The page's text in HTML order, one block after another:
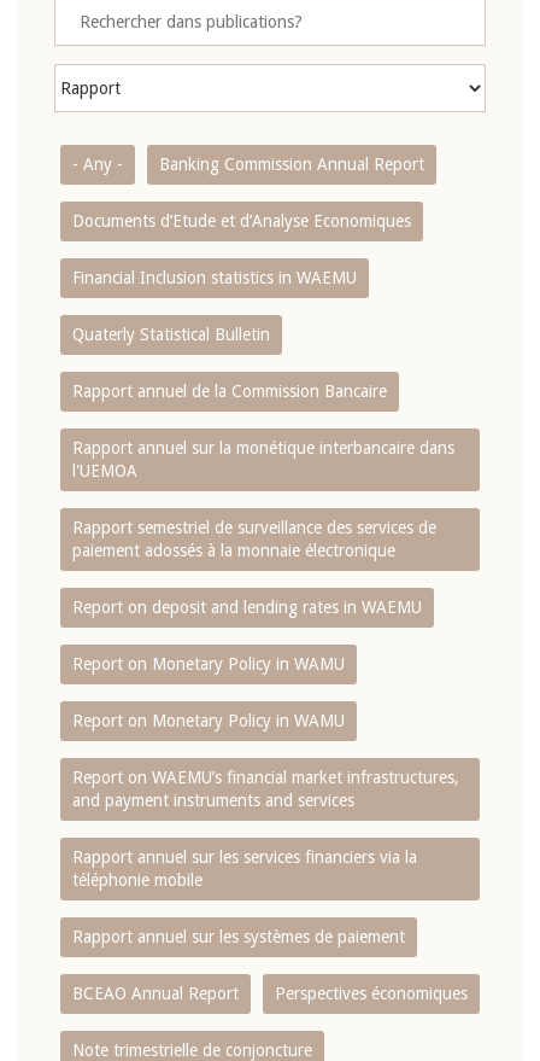
- Any - Banking Commission Annual Report
Documents d’Etude et d’Analyse Economiques
Financial Inclusion statistics in WAEMU
Quaterly Statistical Bulletin
Rapport annuel de la Commission Bancaire
Rapport annuel sur la monétique interbancaire dans
l'UEMOA
Rapport semestriel de surveillance des services de
paiement adossés à la monnaie électronique
Report on deposit and lending rates in WAEMU
Report on Monetary Policy in WAMU
Report on Monetary Policy in WAMU
Report on WAEMU’s financial market infrastructures,
and payment instruments and services
Rapport annuel sur les services financiers via la
téléphonie mobile
Rapport annuel sur les systèmes de paiement
BCEAO Annual Report Perspectives économiques
Note trimestrielle de conjoncture